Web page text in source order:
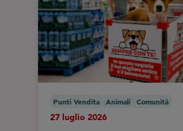
Punti Vendita Animali Comunità
27 luglio 2026